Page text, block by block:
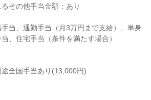
その他手当金額：あり
当、通勤手当（月3万円まで支給）、単身
、住宅手当（条件を満たす場合）
全国手当あり(13,000円)